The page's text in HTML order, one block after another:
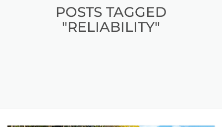
POSTS TAGGED
"RELIABILITY"